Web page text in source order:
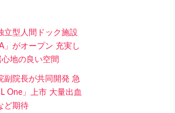
立型人間ドック施設
」がオープン 充実し
地の良い空間
副院長が共同開発 急
One」上市 大量出血
ど期待